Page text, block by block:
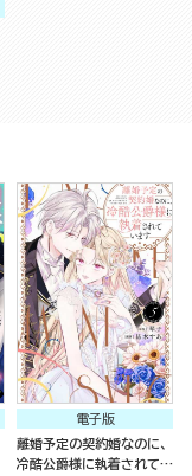
電子版
離婚予定の契約婚なのに、
冷酷公爵様に執着されてい